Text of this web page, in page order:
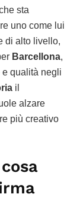
sta
uno come lui
di alto livello,
Barcellona,
qualità negli
il
alzare
più creativo